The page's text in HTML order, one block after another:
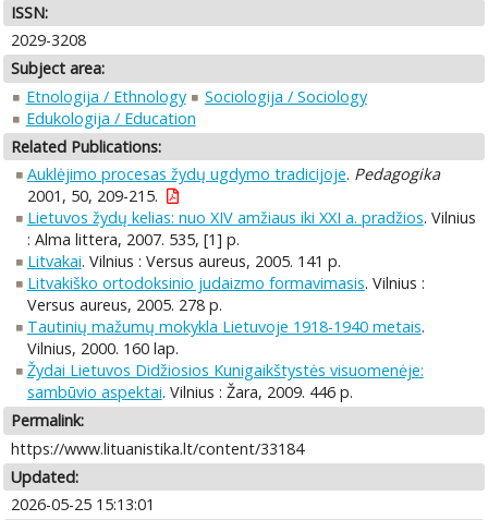
ISSN:
2029-3208
Subject area:
Etnologija / Ethnology
Sociologija / Sociology
Edukologija / Education
Related Publications:
Auklėjimo procesas žydų ugdymo tradicijoje. Pedagogika
2001, 50, 209-215.
Lietuvos žydų kelias: nuo XIV amžiaus iki XXI a. pradžios. Vilnius
: Alma littera, 2007. 535, [1] p.
Litvakai. Vilnius : Versus aureus, 2005. 141 p.
Litvakiško ortodoksinio judaizmo formavimasis. Vilnius :
Versus aureus, 2005. 278 p.
Tautinių mažumų mokykla Lietuvoje 1918-1940 metais.
Vilnius, 2000. 160 lap.
Žydai Lietuvos Didžiosios Kunigaikštystės visuomenėje:
sambūvio aspektai. Vilnius : Žara, 2009. 446 p.
Permalink:
https://www.lituanistika.lt/content/33184
Updated:
2026-05-25 15:13:01